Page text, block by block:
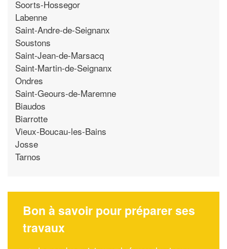
Soorts-Hossegor
Labenne
Saint-Andre-de-Seignanx
Soustons
Saint-Jean-de-Marsacq
Saint-Martin-de-Seignanx
Ondres
Saint-Geours-de-Maremne
Biaudos
Biarrotte
Vieux-Boucau-les-Bains
Josse
Tarnos
Bon à savoir pour préparer ses
travaux